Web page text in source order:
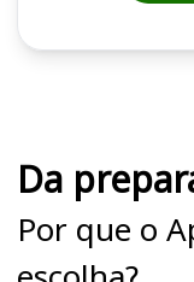
Da
Por que o